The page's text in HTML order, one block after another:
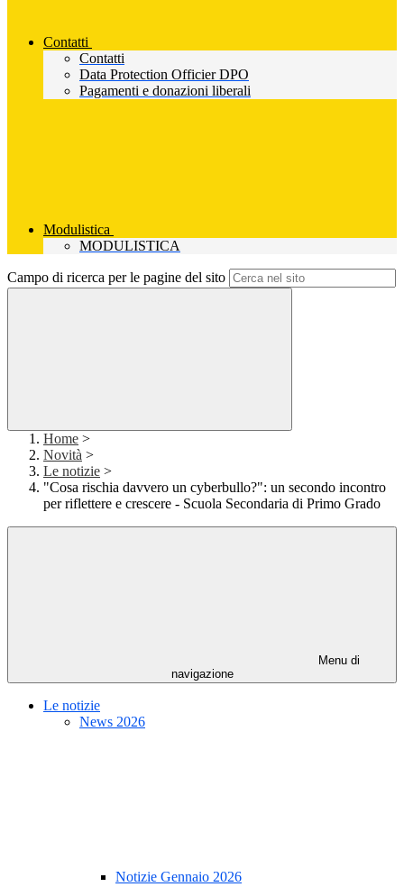
Contatti
Contatti
Data Protection Officier DPO
Pagamenti e donazioni liberali
Modulistica
MODULISTICA
Campo di ricerca per le pagine del sito
Home >
Novità >
Le notizie >
"Cosa rischia davvero un cyberbullo?": un secondo incontro
per riflettere e crescere - Scuola Secondaria di Primo Grado
Menu di
navigazione
Le notizie
News 2026
Notizie Gennaio 2026